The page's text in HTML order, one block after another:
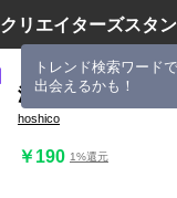
クリエイターズスタ
トレンド検索ワード
出会えるかも！
流行語と死語、そし
hoshico
￥190 1%還元